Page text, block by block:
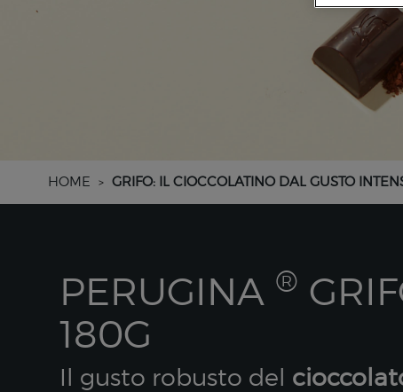
HOME > GRIFO: IL CIOCCOLATINO DAL GUSTO
PERUGINA ®
180G
Il gusto robusto del